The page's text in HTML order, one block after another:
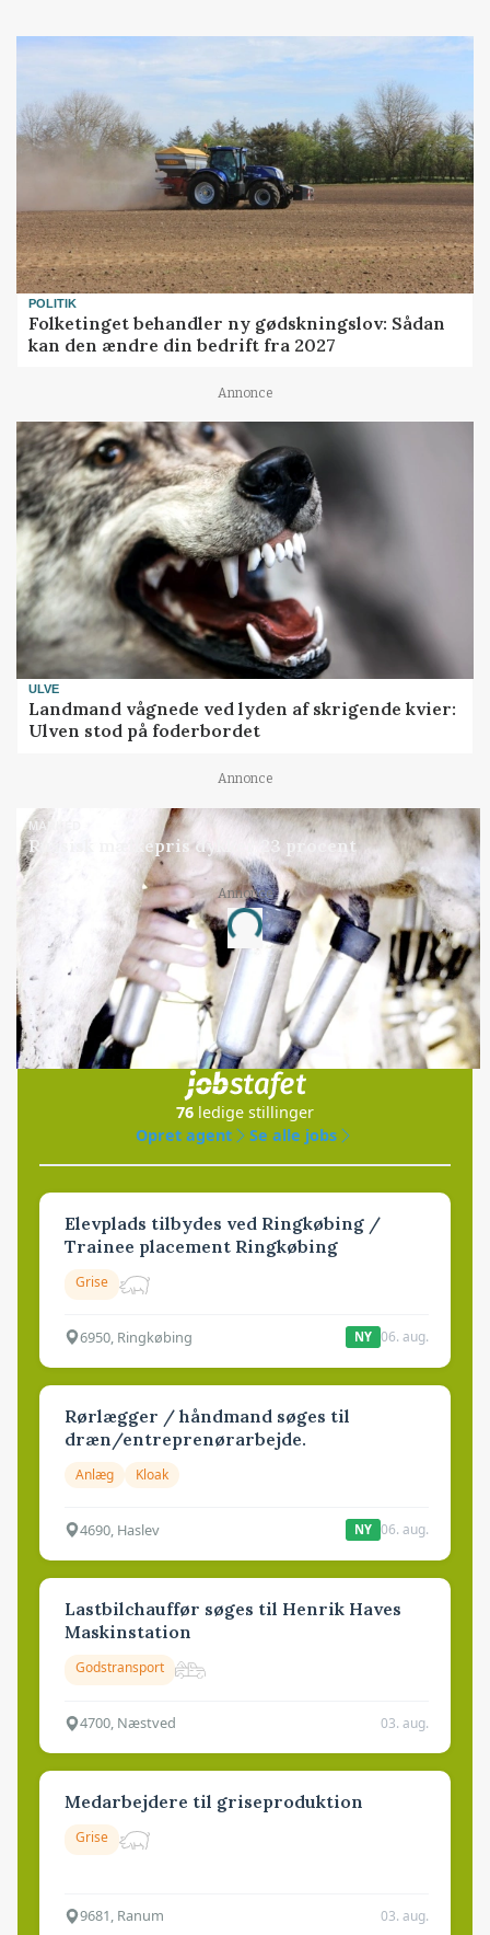
POLITIK
Folketinget behandler ny gødskningslov: Sådan
kan den ændre din bedrift fra 2027
Annonce
ULVE
Landmand vågnede ved lyden af skrigende kvier:
Ulven stod på foderbordet
Annonce
MARKED
Russisk mælkepris dykker 23 procent
Annonce
Loading...
Jobs
i samarbejde med
76 ledige stillinger
Opret agent
Se alle jobs
Elevplads tilbydes ved Ringkøbing /
Trainee placement Ringkøbing
Grise
6950, Ringkøbing NY 06. aug.
Rørlægger / håndmand søges til
dræn/entreprenørarbejde.
Anlæg Kloak
4690, Haslev NY 06. aug.
Lastbilchauffør søges til Henrik Haves
Maskinstation
Godstransport
4700, Næstved 03. aug.
Medarbejdere til griseproduktion
Grise
9681, Ranum 03. aug.